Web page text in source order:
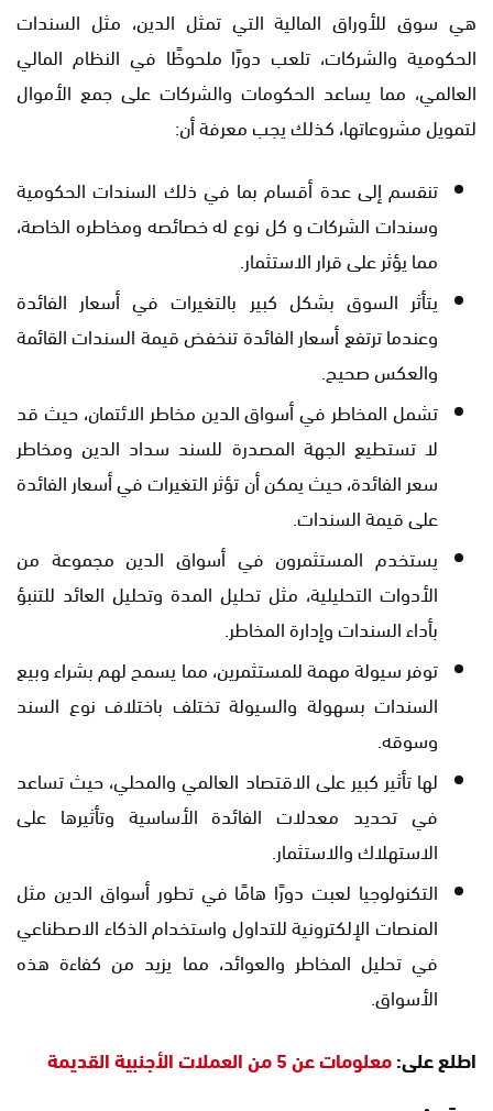
هي سوق للأوراق المالية التي تمثل الدين، مثل السندات
الحكومية والشركات، تلعب دورًا ملحوظًا في النظام المالي
العالمي، مما يساعد الحكومات والشركات على جمع الأموال
لتمويل مشروعاتها، كذلك يجب معرفة أن:
تنقسم إلى عدة أقسام بما في ذلك السندات الحكومية
وسندات الشركات و كل نوع له خصائصه ومخاطره الخاصة،
مما يؤثر على قرار الاستثمار.
يتأثر السوق بشكل كبير بالتغيرات في أسعار الفائدة
وعندما ترتفع أسعار الفائدة تنخفض قيمة السندات القائمة
والعكس صحيح.
تشمل المخاطر في أسواق الدين مخاطر الائتمان، حيث قد
لا تستطيع الجهة المصدرة للسند سداد الدين ومخاطر
سعر الفائدة، حيث يمكن أن تؤثر التغيرات في أسعار الفائدة
على قيمة السندات.
يستخدم المستثمرون في أسواق الدين مجموعة من
الأدوات التحليلية، مثل تحليل المدة وتحليل العائد للتنبؤ
بأداء السندات وإدارة المخاطر.
توفر سيولة مهمة للمستثمرين، مما يسمح لهم بشراء وبيع
السندات بسهولة والسيولة تختلف باختلاف نوع السند
وسوقه.
لها تأثير كبير على الاقتصاد العالمي والمحلي، حيث تساعد
في تحديد معدلات الفائدة الأساسية وتأثيرها على
الاستهلاك والاستثمار.
التكنولوجيا لعبت دورًا هامًا في تطور أسواق الدين مثل
المنصات الإلكترونية للتداول واستخدام الذكاء الاصطناعي
في تحليل المخاطر والعوائد، مما يزيد من كفاءة هذه
الأسواق.
اطلع على:معلومات عن 5 من العملات الأجنبية القديمة